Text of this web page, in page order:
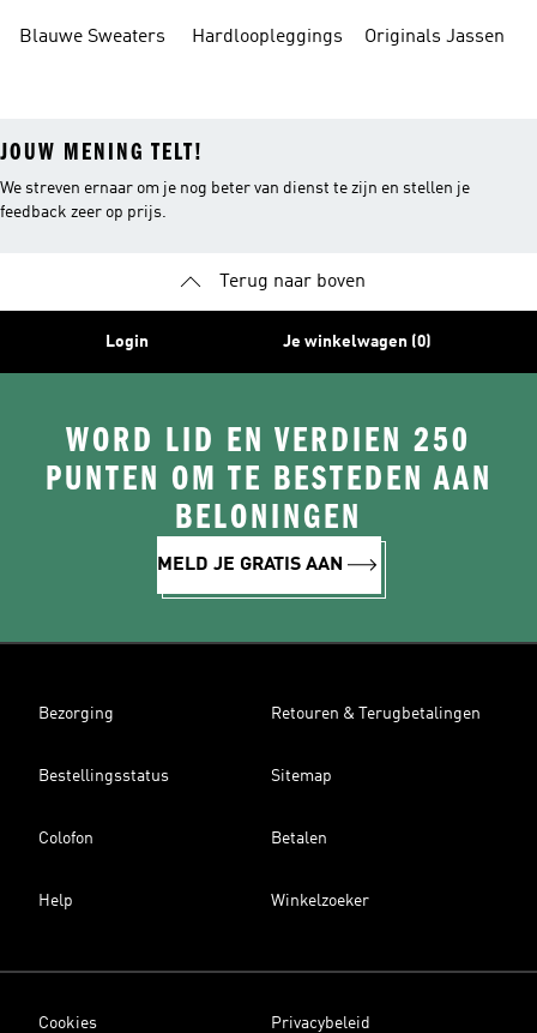
Blauwe Sweaters
Hardloopleggings
Originals Jassen
JOUW MENING TELT!
We streven ernaar om je nog beter van dienst te zijn en stellen je
feedback zeer op prijs.
Terug naar boven
Login Je winkelwagen (0)
WORD LID EN VERDIEN 250
PUNTEN OM TE BESTEDEN AAN
BELONINGEN
MELD JE GRATIS AAN
Bezorging Retouren & Terugbetalingen
Bestellingsstatus Sitemap
Colofon Betalen
Help Winkelzoeker
Cookies Privacybeleid